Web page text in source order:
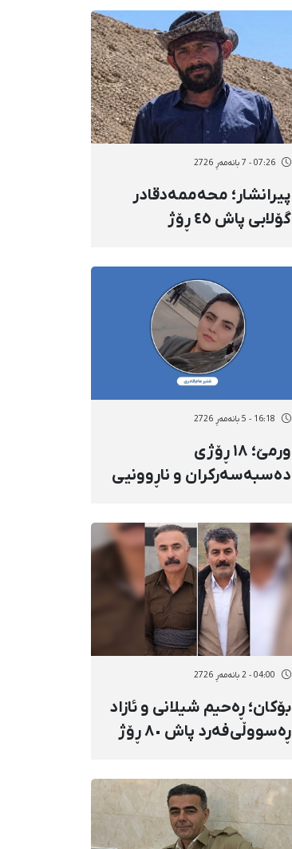
07:26 - 7 بانەمەڕ 2726
پیرانشار؛ محەممەدقادر
گۆلابی پاش ٤٥ ڕۆژ
سەرەڕوویانە بە دانانی
بارمتەی قورس ئازاد کرا
16:18 - 5 بانەمەڕ 2726
ورمێ؛ ١٨ ڕۆژی
دەسبەسەرکران و ناڕوونیی
ناوبراو تووشبووی
شێرپەنجە و سەرپەرستی
بنەماڵەیە
04:00 - 2 بانەمەڕ 2726
بۆکان؛ ڕەحیم شیلانی و ئازاد
ڕەسووڵی‌فەرد پاش ٨٠ ڕۆژ
سەرەڕوویانە بە دانانی
بارمتە ئازاد کران